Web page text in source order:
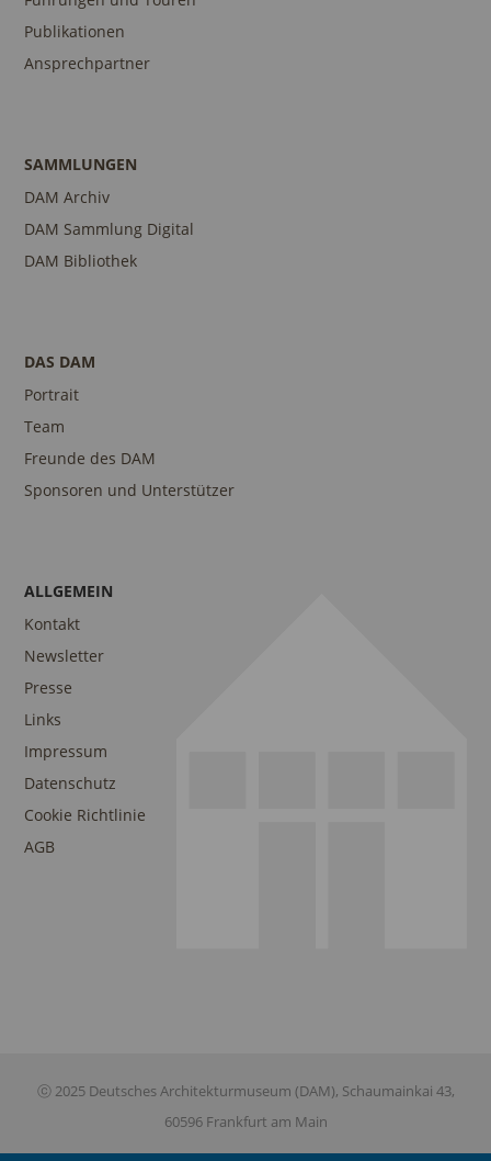
Publikationen
Ansprechpartner
SAMMLUNGEN
DAM Archiv
DAM Sammlung Digital
DAM Bibliothek
DAS DAM
Portrait
Team
Freunde des DAM
Sponsoren und Unterstützer
ALLGEMEIN
Kontakt
Newsletter
Presse
Links
Impressum
Datenschutz
Cookie Richtlinie
AGB
ⓒ 2025 Deutsches Architekturmuseum (DAM), Schaumainkai 43,
60596 Frankfurt am Main